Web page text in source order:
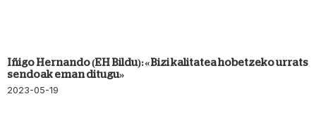
Iñigo Hernando (EH Bildu): «Bizi kalitatea hobetzeko urrats
sendoak eman ditugu»
2023-05-19